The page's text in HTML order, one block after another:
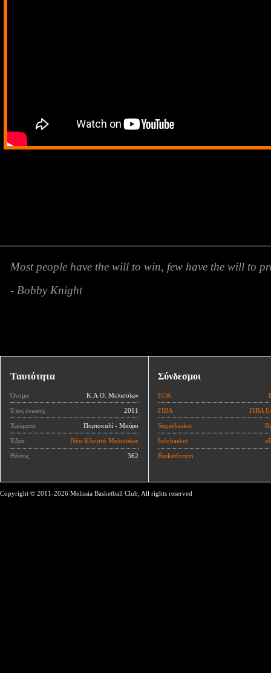
Most people have the will to win, few have the will to
- Bobby Knight
Ταυτότητα
Όνομα Κ.Α.Ο. Μελισσίων
Έτος ένωσης 2011
Χρώματα Πορτοκαλί - Μαύρο
Έδρα Νέο Κλειστό Μελισσίων
Θέσεις 362
Σύνδεσμοι
ΕΟΚ
FIBA FIBA
Superbasket
Infobasket
Basketforum
Copyright © 2011-2026 Melissia Basketball Club, All rights reserved